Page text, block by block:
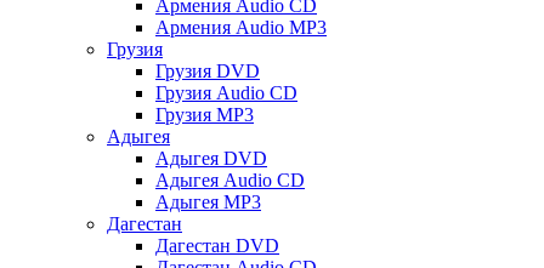
Армения Audio CD
Армения Audio MP3
Грузия
Грузия DVD
Грузия Audio CD
Грузия MP3
Адыгея
Адыгея DVD
Адыгея Audio CD
Адыгея MP3
Дагестан
Дагестан DVD